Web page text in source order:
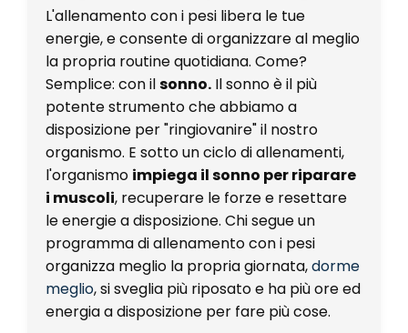
L'allenamento con i pesi libera le tue
energie, e consente di organizzare al meglio
la propria routine quotidiana. Come?
Semplice: con ilsonno. Il sonno è il più
potente strumento che abbiamo a
disposizione per "ringiovanire" il nostro
organismo. E sotto un ciclo di allenamenti,
l'organismo impiega il sonno per riparare
i muscoli, recuperare le forze e resettare
le energie a disposizione. Chi segue un
programma di allenamento con i pesi
organizza meglio la propria giornata,dorme
meglio, si sveglia più riposato e ha più ore ed
energia a disposizione per fare più cose.